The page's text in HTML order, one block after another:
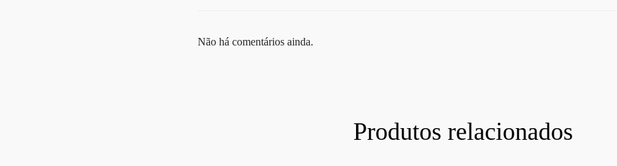
Não há comentários ainda.
Produtos relacionados